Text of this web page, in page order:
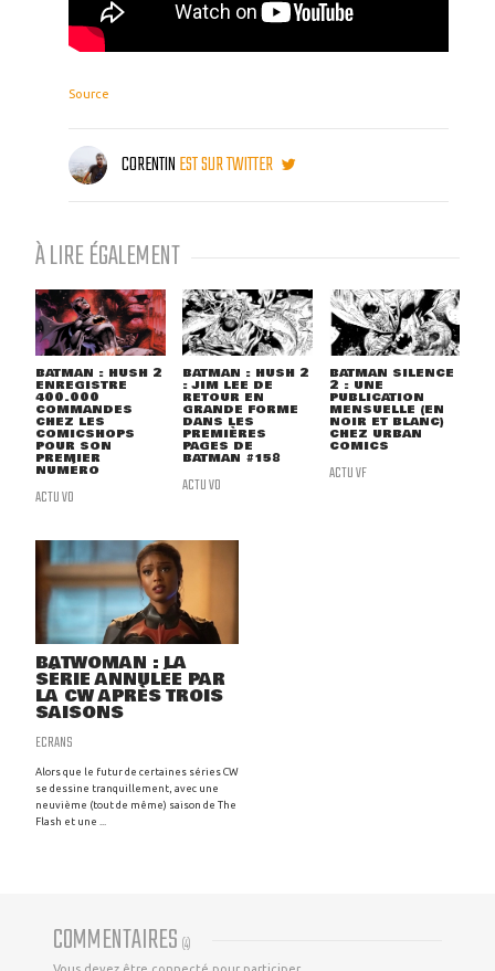
Source
CORENTINEST SUR TWITTER
À LIRE ÉGALEMENT
BATMAN : HUSH 2
ENREGISTRE
400.000
COMMANDES
CHEZ LES
COMICSHOPS
POUR SON
PREMIER
NUMÉRO
ACTU VO
BATMAN : HUSH 2
: JIM LEE DE
RETOUR EN
GRANDE FORME
DANS LES
PREMIÈRES
PAGES DE
BATMAN #158
ACTU VO
BATMAN SILENCE
2 : UNE
PUBLICATION
MENSUELLE (EN
NOIR ET BLANC)
CHEZ URBAN
COMICS
ACTU VF
BATWOMAN : LA
SÉRIE ANNULÉE PAR
LA CW APRÈS TROIS
SAISONS
ECRANS
Alors que le futur de certaines séries CW
se dessine tranquillement, avec une
neuvième (tout de même) saison de The
Flash et une ...
COMMENTAIRES (4)
Vous devez être connecté pour participer